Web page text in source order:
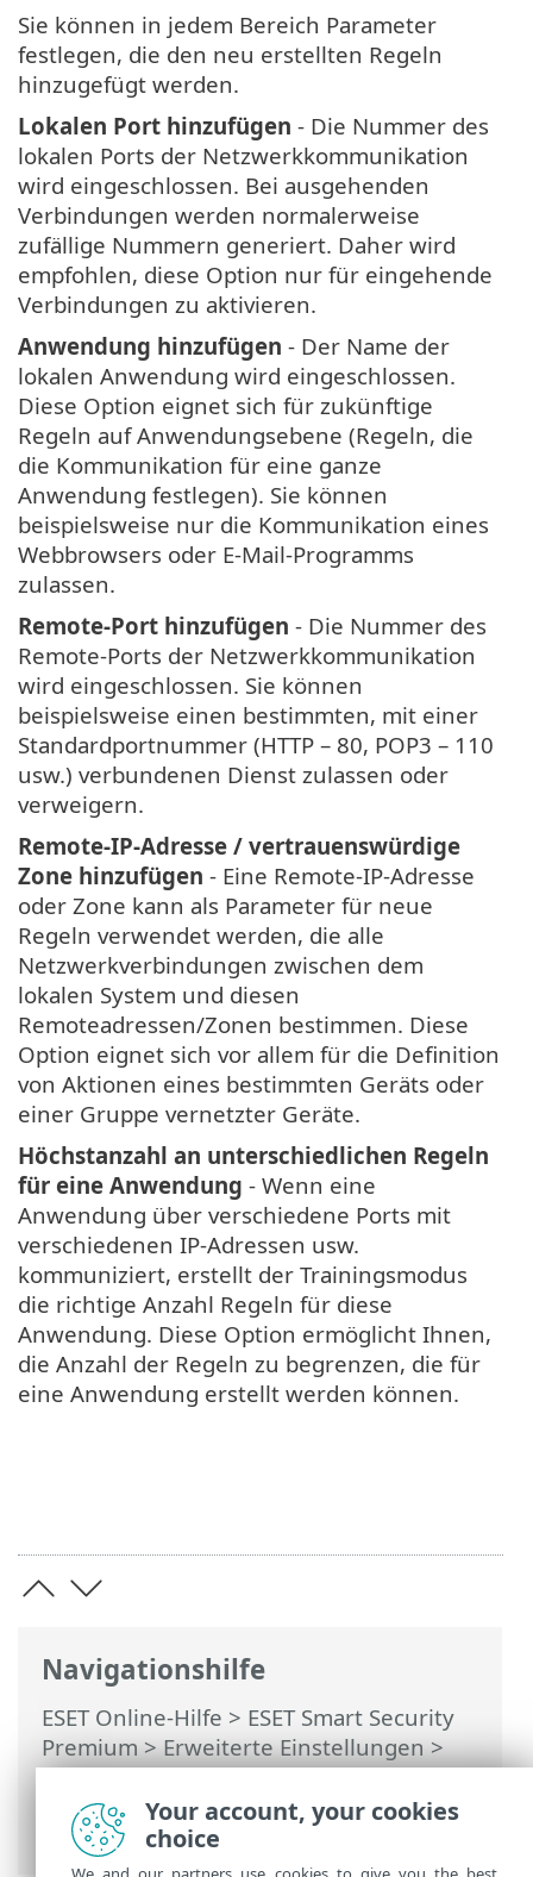
Navigationshilfe
ESET Online-Hilfe > ESET Smart Security
Premium>Erweiterte Einstellungen>
Schutzfunktionen>
Netzwerkzugriffsschutz>Firewall>
Trainingsmodus
Sie können in jedem Bereich Parameter
festlegen, die den neu erstellten Regeln
hinzugefügt werden.
Lokalen Port hinzufügen - Die Nummer des
lokalen Ports der Netzwerkkommunikation
wird eingeschlossen. Bei ausgehenden
Verbindungen werden normalerweise
zufällige Nummern generiert. Daher wird
empfohlen, diese Option nur für eingehende
Verbindungen zu aktivieren.
Anwendung hinzufügen - Der Name der
lokalen Anwendung wird eingeschlossen.
Diese Option eignet sich für zukünftige
Regeln auf Anwendungsebene (Regeln, die
die Kommunikation für eine ganze
Anwendung festlegen). Sie können
beispielsweise nur die Kommunikation eines
Webbrowsers oder E-Mail-Programms
zulassen.
Remote-Port hinzufügen - Die Nummer des
Remote-Ports der Netzwerkkommunikation
wird eingeschlossen. Sie können
beispielsweise einen bestimmten, mit einer
Standardportnummer (HTTP – 80, POP3 – 110
usw.) verbundenen Dienst zulassen oder
verweigern.
Remote-IP-Adresse / vertrauenswürdige
Zone hinzufügen - Eine Remote-IP-Adresse
oder Zone kann als Parameter für neue
Regeln verwendet werden, die alle
Netzwerkverbindungen zwischen dem
lokalen System und diesen
Remoteadressen/Zonen bestimmen. Diese
Option eignet sich vor allem für die Definition
von Aktionen eines bestimmten Geräts oder
einer Gruppe vernetzter Geräte.
Höchstanzahl an unterschiedlichen Regeln
für eine Anwendung - Wenn eine
Anwendung über verschiedene Ports mit
verschiedenen IP-Adressen usw.
kommuniziert, erstellt der Trainingsmodus
die richtige Anzahl Regeln für diese
Anwendung. Diese Option ermöglicht Ihnen,
die Anzahl der Regeln zu begrenzen, die für
eine Anwendung erstellt werden können.
Your account, your cookies
choice